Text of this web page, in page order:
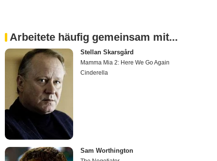
Arbeitete häufig gemeinsam mit...
Stellan Skarsgård
Mamma Mia 2: Here We Go Again
Cinderella
Sam Worthington